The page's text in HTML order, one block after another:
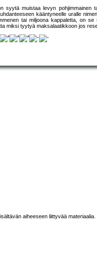
syytä muistaa levyn pohjimmainen
kääntyneelle uralle
tai miljoona kappaletta, on
miksi tyytyä maksalaatikkoon jos
aiheeseen liittyvää materiaalia.